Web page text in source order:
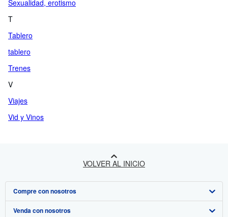
Sexualidad, erotismo
T
Tablero
tablero
Trenes
V
Viajes
Vid y Vinos
VOLVER AL INICIO
Compre con nosotros
Búsqueda avanzada
Venda con nosotros